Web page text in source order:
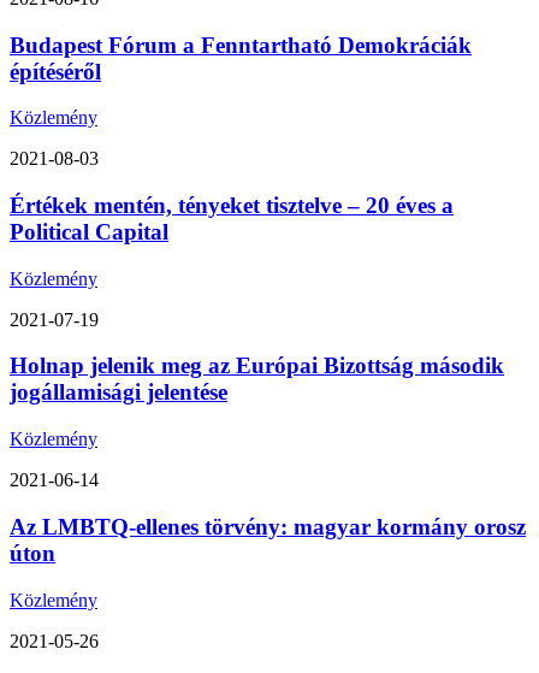
Budapest Fórum a Fenntartható Demokráciák
építéséről
Közlemény
2021-08-03
Értékek mentén, tényeket tisztelve – 20 éves a
Political Capital
Közlemény
2021-07-19
Holnap jelenik meg az Európai Bizottság második
jogállamisági jelentése
Közlemény
2021-06-14
Az LMBTQ-ellenes törvény: magyar kormány orosz
úton
Közlemény
2021-05-26